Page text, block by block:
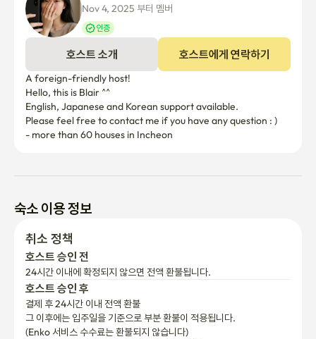
Nov 4, 2025 부터 멤버
인증
호스트 소개 호스트에게 연락하기
A foreign-friendly host!
Hello, this is Blair ^^
English, Japanese and Korean support available.
Please feel free to contact me if you have any question : )
- more than 60 houses in Incheon
숙소 이용 정보
취소 정책
호스트 승인 전
24시간 이내에 확정되지 않으면 전액 환불됩니다.
호스트 승인 후
결제 후 24시간 이내 전액 환불
그 이후에는 입주일을 기준으로 부분 환불이 적용됩니다.
(Enko 서비스 수수료는 환불되지 않습니다)